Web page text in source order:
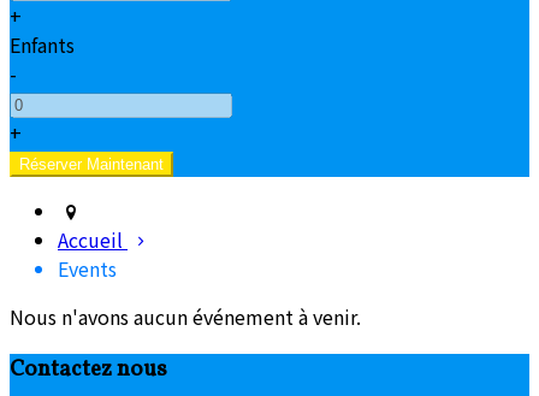
+
Enfants
-
+
Accueil
Events
Nous n'avons aucun événement à venir.
Contactez nous